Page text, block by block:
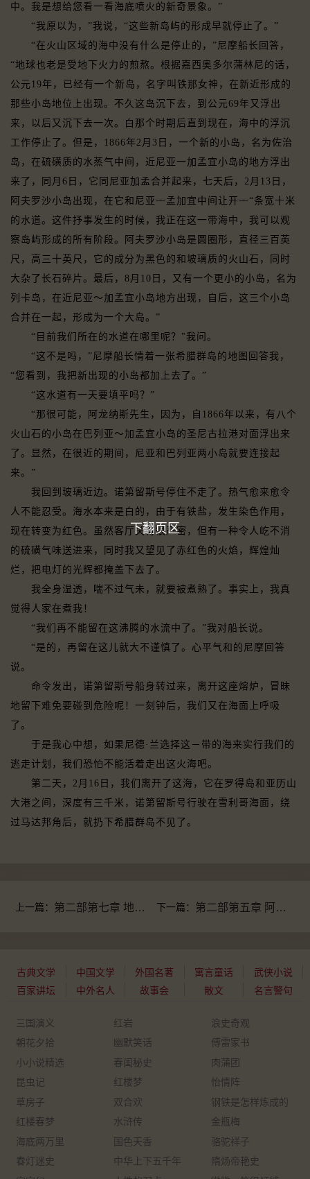
中。我是想给您看一看海底喷火的新奇景象。”
“我原以为，”我说，“这些新岛屿的形成早就停止了。”
“在火山区域的海中没有什么是停止的，”尼摩船长回答，
“地球也老是受地下火力的煎熬。根据嘉西奥多尔蒲林尼的话，
公元19年，已经有一个新岛，名字叫铁那女神，在新近形成的
那些小岛地位上出现。不久这岛沉下去，到公元69年又浮出
来，以后又沉下去一次。白那个时期后直到现在，海中的浮沉
工作停止了。但是，1866年2月3日，一个新的小岛，名为佐治
岛，在硫磺质的水蒸气中间，近尼亚一加孟宜小岛的地方浮出
来了，同月6日，它同尼亚加孟合并起来，七天后，2月13日，
阿夫罗沙小岛出现，在它和尼亚一孟加宜中间让开一“条宽十米
的水道。这件抒事发生的时候，我正在这一带海中，我可以观
察岛屿形成的所有阶段。阿夫罗沙小岛是圆圈形，直径三百英
尺，高三十英尺，它的成分为黑色的和坡璃质的火山石，同时
大杂了长石碎片。最后，8月10日，又有一个更小的小岛，名为
列卡岛，在近尼亚～加孟宜小岛地方出现，自后，这三个小岛
合并在一起，形成为一个大岛。”
“目前我们所在的水道在哪里呢？"我问。
“这不是吗，”尼摩船长情着一张希腊群岛的地图回答我，
“您看到，我把新出现的小岛都加上去了。”
“这水道有一天要填平吗？”
“那很可能，阿龙纳斯先生，因为，自1866年以来，有八个
火山石的小岛在巴列亚～加孟宜小岛的圣尼古拉港对面浮出来
了。显然，在很近的期间，尼亚和巴列亚两小岛就要连接起
来。”
我回到玻璃近边。诺第留斯号停住不走了。热气愈来愈令
人不能忍受。海水本来是白的，由于有铁盐，发生染色作用，
现在转变为红色。虽然客厅关得很严密，但有一种令人屹不消
的硫磺气味送进来，同时我又望见了赤红色的火焰，辉煌灿
烂，把电灯的光辉都掩盖下去了。
我全身湿透，喘不过气未，就要被煮熟了。事实上，我真
觉得人家在煮我！
“我们再不能留在这沸腾的水流中了。”我对船长说。
“是的，再留在这儿就大不谨慎了。心平气和的尼摩回答
说。
命令发出，诺第留斯号船身转过来，离开这座熔炉，冒昧
地留下难免要碰到危险呢！一刻钟后，我们又在海面上呼吸
了。
于是我心中想，如果尼德·兰选择这－带的海来实行我们的
逃走计划，我们恐怕不能活着走出这火海吧。
第二天，2月16日，我们离开了这海，它在罗得岛和亚历山
大港之间，深度有三千米，诺第留斯号行驶在雪利哥海面，绕
过马达邦角后，就扔下希腊群岛不见了。
上一篇： 第二部第七章 地中海四十八小时 下一篇： 第二部第五章 阿拉伯海底地道
古典文学 中国文学 外国名著 寓言童话
武侠小说
百家讲坛
中外名人 故事会 散文 名言警句
三国演义 红岩
浪史奇观
朝花夕拾
幽默笑话
傅雷家书
小小说精选
春闺秘史
肉蒲团
昆虫记
红楼梦
怡情阵
草房子
双合欢
钢铁是怎样炼成的
红楼春梦
水浒传
金瓶梅
海底两万里
国色天香
骆驼祥子
春灯迷史
中华上下五千年
隋炀帝艳史
下翻页区